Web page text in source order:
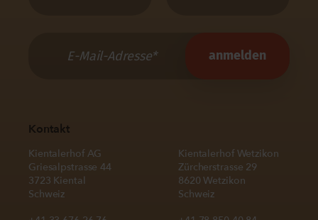
Kontakt
Kientalerhof AG
Griesalpstrasse 44
3723 Kiental
Schweiz
Kientalerhof Wetzikon
Zürcherstrasse 29
8620 Wetzikon
Schweiz